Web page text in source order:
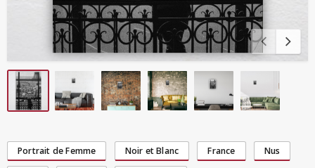
Portrait de Femme Noir et Blanc France Nus